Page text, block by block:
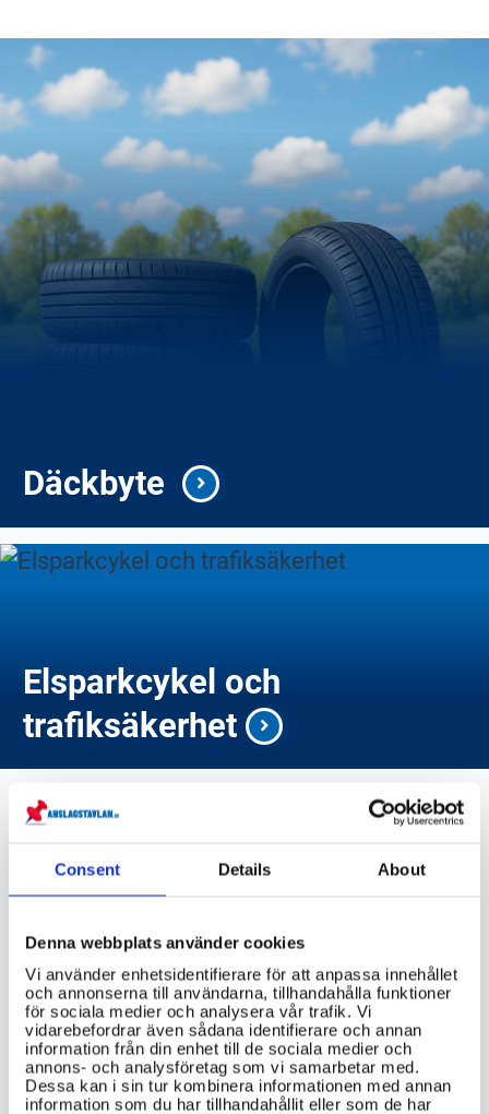
Consent Details About
Denna webbplats använder cookies
Vi använder enhetsidentifierare för att anpassa innehållet
och annonserna till användarna, tillhandahålla funktioner
för sociala medier och analysera vår trafik. Vi
vidarebefordrar även sådana identifierare och annan
information från din enhet till de sociala medier och
annons- och analysföretag som vi samarbetar med.
Dessa kan i sin tur kombinera informationen med annan
information som du har tillhandahållit eller som de har
Däckbyte
Elsparkcykel och
trafiksäkerhet
skr.se
transportstyrelsen.se
VIKTIG INFORMATION